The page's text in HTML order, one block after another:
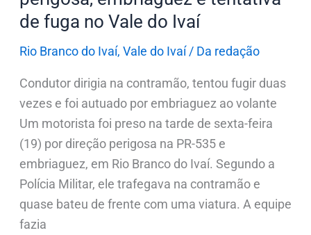
de fuga no Vale do Ivaí
Rio Branco do Ivaí, Vale do Ivaí/ Da redação
Condutor dirigia na contramão, tentou fugir duas
vezes e foi autuado por embriaguez ao volante
Um motorista foi preso na tarde de sexta-feira
(19) por direção perigosa na PR-535 e
embriaguez, em Rio Branco do Ivaí. Segundo a
Polícia Militar, ele trafegava na contramão e
quase bateu de frente com uma viatura. A equipe
fazia
fuga
no
Vale
Ivaí